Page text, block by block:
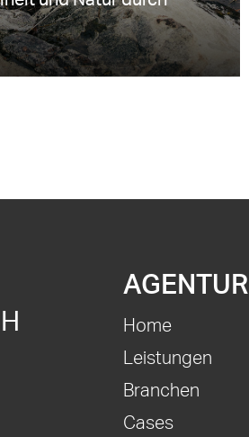
AGENTUR
Home
Leistungen
Branchen
Cases